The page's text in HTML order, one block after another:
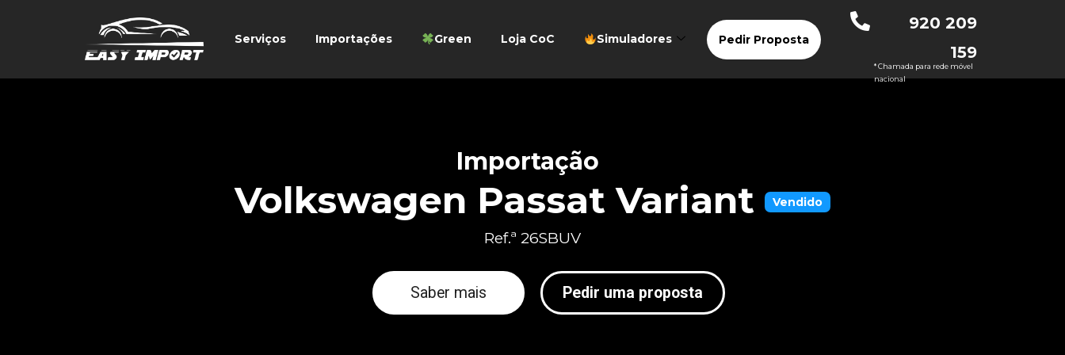
Serviços Importações Green Loja CoC Simuladores Pedir Proposta
920 209
159
* Chamada para rede móvel
nacional
Importação
Volkswagen Passat Variant Vendido
Ref.ª 26SBUV
Saber mais Pedir uma proposta